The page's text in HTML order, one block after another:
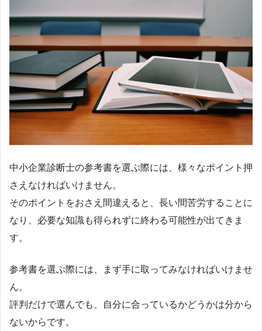
中小企業診断士の参考書を選ぶ際には、様々なポイント押
さえなければいけません。
そのポイントをおさえ間違えると、長い間苦労することに
なり、必要な知識も得られずに終わる可能性が出てきま
す。
参考書を選ぶ際には、まず手に取ってみなければいけませ
ん。
評判だけで選んでも、自分に合っているかどうかは分から
ないからです。